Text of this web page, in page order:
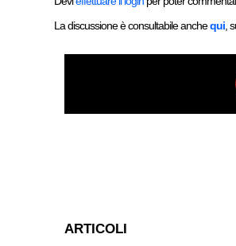
La discussione è consultabile anchequi ,
ARTICOLI